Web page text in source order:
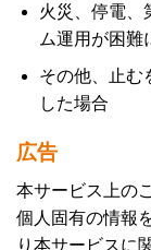
火災、停電、
ム運用が困難
その他、止む
した場合
広告
本サービス上の
個人固有の情報
り本サービスに